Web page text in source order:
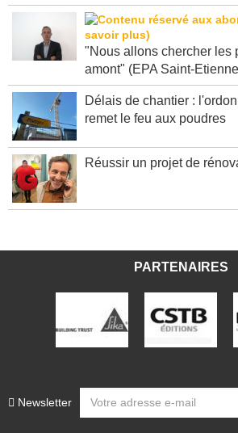
"Nous allons chercher les
amont" (EPA Saint-
Délais de chantier :
remet le feu aux poudres
Réussir un projet de
PARTENAIRES
Newsletter